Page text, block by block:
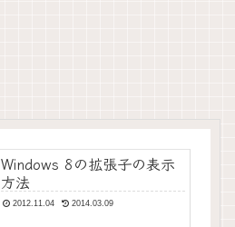
Windows 8の拡張子の表示
方法
2012.11.04 2014.03.09